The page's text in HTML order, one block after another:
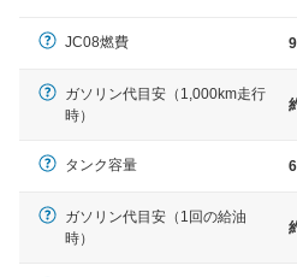
JC08燃費
ガソリン代目安（1,000km走行
時）
タンク容量
ガソリン代目安（1回の給油
時）